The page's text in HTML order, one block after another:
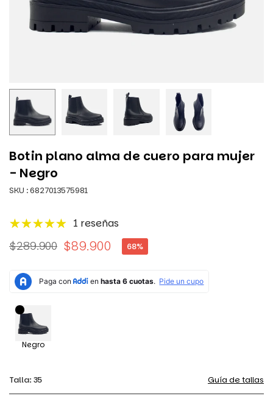
Botin plano alma de cuero para mujer
- Negro
SKU :6827013575981
1 reseñas
Precio
$289.900 $89.900 68%
Negro
Talla: 35 Guía de tallas